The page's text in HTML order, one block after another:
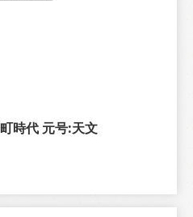
時代 元号:天文